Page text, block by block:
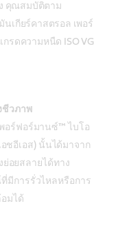
คุณสมบัติตาม
เกียร์คาสตรอล เพอร์
รดความหนืด ISO VG
ชีวภาพ
อร์ฟอร์มานซ์™ ไบโอ
ชอีเอส) นั้นได้มาจาก
ย่อยสลายได้ทาง
มีการรั่วไหลหรือการ
มได้